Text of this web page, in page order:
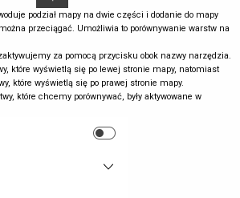
podział mapy na dwie części i dodanie do mapy
przeciągać. Umożliwia to porównywanie warstw na
za pomocą przycisku obok nazwy narzędzia.
które wyświetlą się po lewej stronie mapy, natomiast
które wyświetlą się po prawej stronie mapy.
które chcemy porównywać, były aktywowane w